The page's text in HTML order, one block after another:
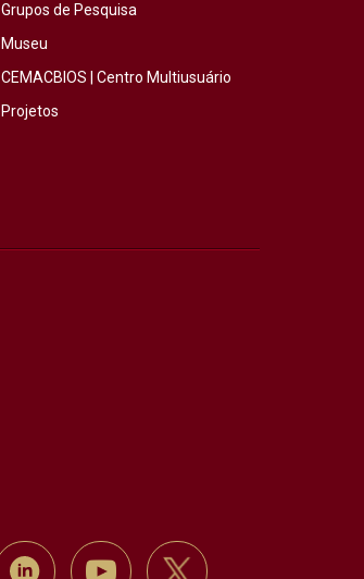
Grupos de Pesquisa
Museu
CEMACBIOS | Centro Multiusuário
Projetos